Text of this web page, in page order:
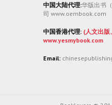
中国大陆代理:华版出书
司 www.oembook.com
中国香港代理: (人文出版
www.yesmybook.com
Email: